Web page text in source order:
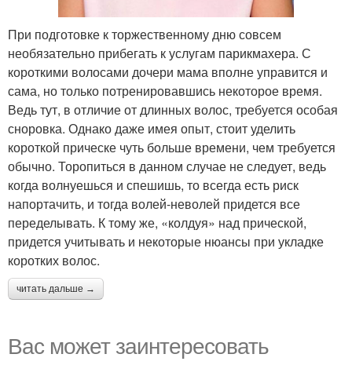
При подготовке к торжественному дню совсем
необязательно прибегать к услугам парикмахера. С
короткими волосами дочери мама вполне управится и
сама, но только потренировавшись некоторое время.
Ведь тут, в отличие от длинных волос, требуется особая
сноровка. Однако даже имея опыт, стоит уделить
короткой прическе чуть больше времени, чем требуется
обычно. Торопиться в данном случае не следует, ведь
когда волнуешься и спешишь, то всегда есть риск
напортачить, и тогда волей-неволей придется все
переделывать. К тому же, «колдуя» над прической,
придется учитывать и некоторые нюансы при укладке
коротких волос.
читать дальше →
Вас может заинтересовать